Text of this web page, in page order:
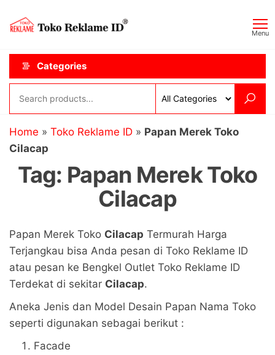
content
ID
Menu
Categories
Home » Toko Reklame ID » Papan Merek Toko
Cilacap
Tag: Papan Merek Toko
Cilacap
Papan Merek Toko Cilacap Termurah Harga
Terjangkau bisa Anda pesan di Toko Reklame ID
atau pesan ke Bengkel Outlet Toko Reklame ID
Terdekat di sekitar Cilacap.
Aneka Jenis dan Model Desain Papan Nama Toko
seperti digunakan sebagai berikut :
Facade